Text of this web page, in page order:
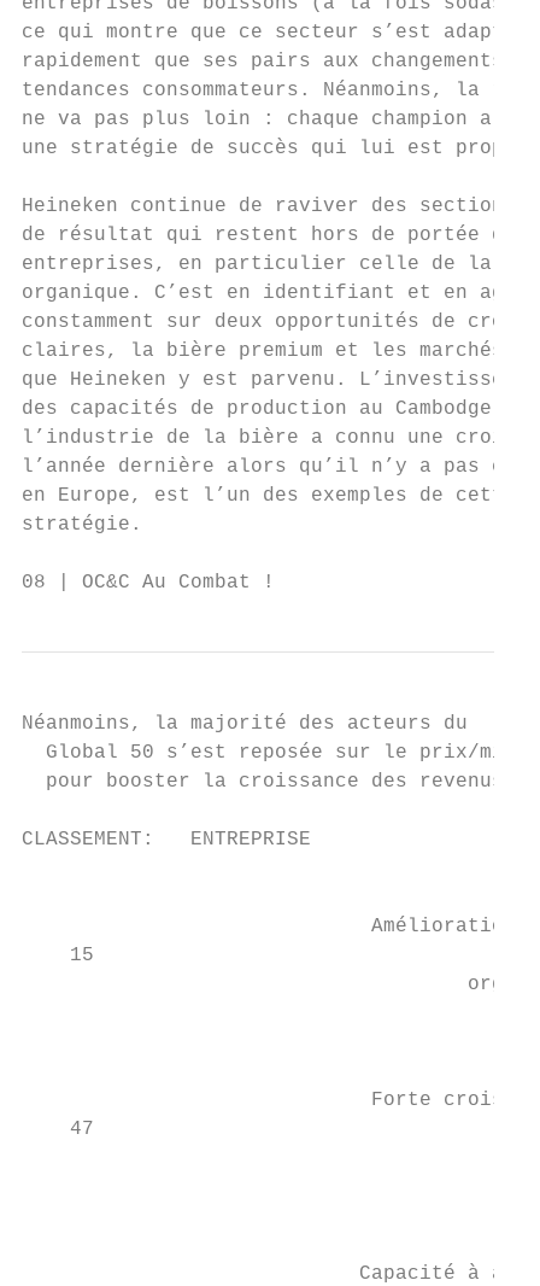
ce qui montre que ce secteur s’est adapté
rapidement que ses pairs aux changements
tendances consommateurs. Néanmoins, la
ne va pas plus loin : chaque champion a
une stratégie de succès qui lui est propre.
Heineken continue de raviver des
de résultat qui restent hors de portée
entreprises, en particulier celle de la
organique. C’est en identifiant et en
constamment sur deux opportunités de
claires, la bière premium et les marchés
que Heineken y est parvenu.
des capacités de production au Cambodge, où
l’industrie de la bière a connu une
l’année dernière alors qu’il n’y a pas eu
en Europe, est l’un des exemples de cette
stratégie.
08 | OC&C Au Combat !
Néanmoins, la majorité des acteurs du
  Global 50 s’est reposée sur le prix/mix
  pour booster la croissance des revenus
CLASSEMENT:   ENTREPRISE
Amélioration
15
Forte
47
Capacité à